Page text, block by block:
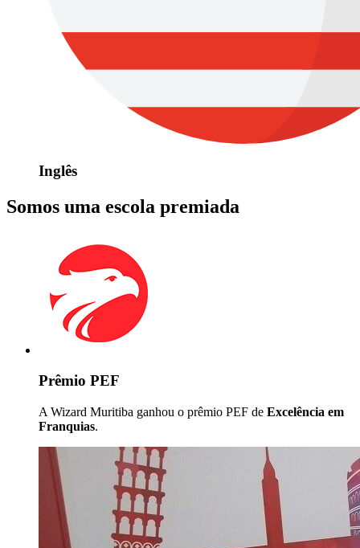
Inglês
Somos uma escola premiada
Prêmio PEF
A Wizard Muritiba ganhou o prêmio PEF de Excelência em
Franquias.